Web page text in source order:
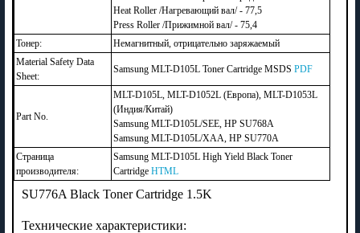
Heat Roller /Нагревающий вал/ - 77,5
Press Roller /Прижимной вал/ - 75,4
Тонер:
Немагнитный, отрицательно заряжаемый
Material Safety Data
Sheet:
Samsung MLT-D105L Toner Cartridge MSDS PDF
Part No.
MLT-D105L, MLT-D1052L (Европа), MLT-D1053L
(Индия/Китай)
Samsung MLT-D105L/SEE, HP SU768A
Samsung MLT-D105L/XAA, HP SU770A
Страница
производителя:
Samsung MLT-D105L High Yield Black Toner
Cartridge HTML
SU776A Black Toner Cartridge 1.5K
Технические характеристики: